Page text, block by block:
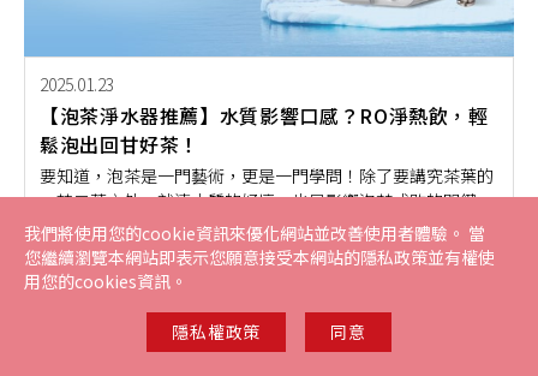
2025.01.23
【泡茶淨水器推薦】水質影響口感？RO淨熱飲，輕
鬆泡出回甘好茶！
要知道，泡茶是一門藝術，更是一門學問！除了要講究茶葉的
一芯二葉之外，就連水質的好壞，也是影響泡茶成敗的關鍵之
一。隨著現代淨水器設備的普及，對於熱愛泡茶的茶藝師來
說，好的水質可以泡出文雅的清香口感，茶湯中明亮的色澤更
為視覺增添一股完美的視覺饗宴。如果你也想要泡出如此精緻
甘甜不苦澀的好茶吧！
淨水器 開箱體驗 飲食潮流 樂在生活 產品知識
我們將使用您的cookie資訊來優化網站並改善使用者體驗。 當
您繼續瀏覽本網站即表示您願意接受本網站的隱私政策並有權使
用您的cookies資訊。
隱私權政策 同意